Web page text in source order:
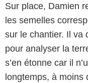
Sur place, Damien
les semelles
sur le chantier. Il va
pour analyser la
s’en étonne car il
longtemps, à moins